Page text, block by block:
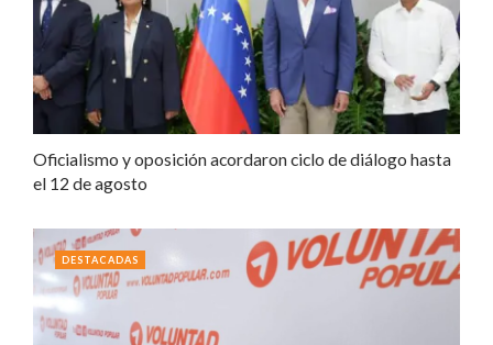
Oficialismo y oposición acordaron ciclo de diálogo hasta
el 12 de agosto
DESTACADAS